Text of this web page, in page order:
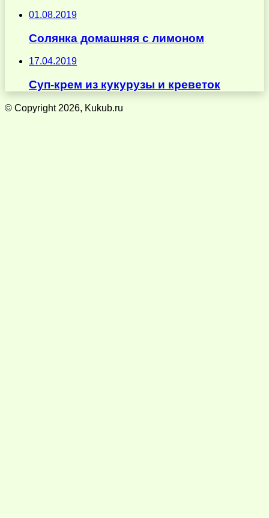
01.08.2019
Солянка домашняя с лимоном
17.04.2019
Суп-крем из кукурузы и креветок
© Copyright 2026, Kukub.ru